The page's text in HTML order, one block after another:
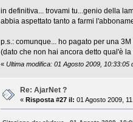
in definitiva... trovami tu...genio della
abbia aspettato tanto a farmi
p.s.: comunque... ho pagato per una
(dato che non hai ancora detto qual'è
« Ultima modifica: 01 Agosto 2009, 10:33:05
Re: AjarNet ?
«Risposta #27 il: 01 Agosto 2009,